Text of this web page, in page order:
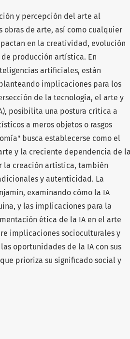
y percepción del arte al
obras de arte, así como cualquier
en la creatividad, evolución
producción artística. En
artificiales, están
implicaciones para los
de la tecnología, el arte y
posibilita una postura crítica a
a meros objetos o rasgos
busca establecerse como el
y la creciente dependencia de la
la creación artística, también
y autenticidad. La
examinando cómo la IA
y las implicaciones para la
ética de la IA en el arte
implicaciones socioculturales y
oportunidades de la IA con sus
prioriza su significado social y